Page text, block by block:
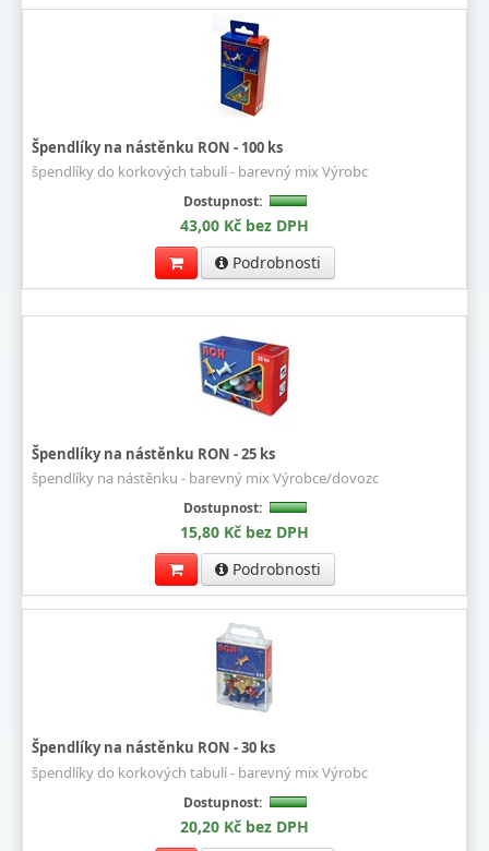
Špendlíky na nástěnku RON - 100 ks
špendlíky do korkových tabulí - barevný mix Výrobc
Dostupnost:
43,00 Kč bez DPH
Podrobnosti
Špendlíky na nástěnku RON - 25 ks
špendlíky na nástěnku - barevný mix Výrobce/dovozc
Dostupnost:
15,80 Kč bez DPH
Podrobnosti
Špendlíky na nástěnku RON - 30 ks
špendlíky do korkových tabulí - barevný mix Výrobc
Dostupnost:
20,20 Kč bez DPH